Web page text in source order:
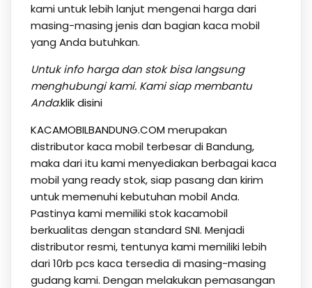
kami untuk lebih lanjut mengenai harga dari
masing-masing jenis dan bagian kaca mobil
yang Anda butuhkan.
Untuk info harga dan stok bisa langsung
menghubungi kami. Kami siap membantu
Anda.klik disini
KACAMOBILBANDUNG.COM merupakan
distributor kaca mobil terbesar di Bandung,
maka dari itu kami menyediakan berbagai kaca
mobil yang ready stok, siap pasang dan kirim
untuk memenuhi kebutuhan mobil Anda.
Pastinya kami memiliki stok kacamobil
berkualitas dengan standard SNI. Menjadi
distributor resmi, tentunya kami memiliki lebih
dari 10rb pcs kaca tersedia di masing-masing
gudang kami. Dengan melakukan pemasangan